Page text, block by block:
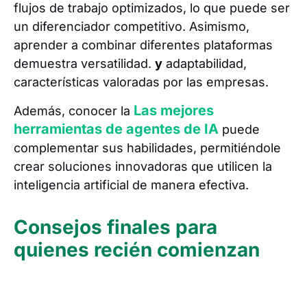
flujos de trabajo optimizados, lo que puede ser
un diferenciador competitivo. Asimismo,
aprender a combinar diferentes plataformas
demuestra versatilidad. y adaptabilidad,
características valoradas por las empresas.
Además, conocer la Las mejores
herramientas de agentes de IA puede
complementar sus habilidades, permitiéndole
crear soluciones innovadoras que utilicen la
inteligencia artificial de manera efectiva.
Consejos finales para
quienes recién comienzan